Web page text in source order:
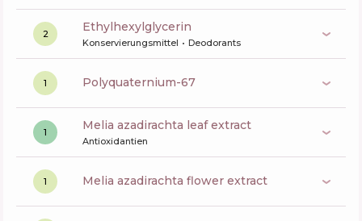
2 ethylhexylglycerin
Konservierungsmittel Deodorants
1 polyquaternium-67
1 melia azadirachta leaf extract
Antioxidantien
1 melia azadirachta flower extract